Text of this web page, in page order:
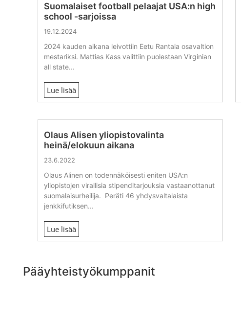
Suomalaiset football pelaajat USA:n high
school -sarjoissa
19.12.2024
2024 kauden aikana leivottiin Eetu Rantala osavaltion
mestariksi. Mattias Kass valittiin puolestaan Virginian
all state...
Lue lisää
Olaus Alisen yliopistovalinta
heinä/elokuun aikana
23.6.2022
Olaus Alinen on todennäköisesti eniten USA:n
yliopistojen virallisia stipenditarjouksia vastaanottanut
suomalaisurheilija. Peräti 46 yhdysvaltalaista
jenkkifutiksen...
Lue lisää
Pääyhteistyökumppanit